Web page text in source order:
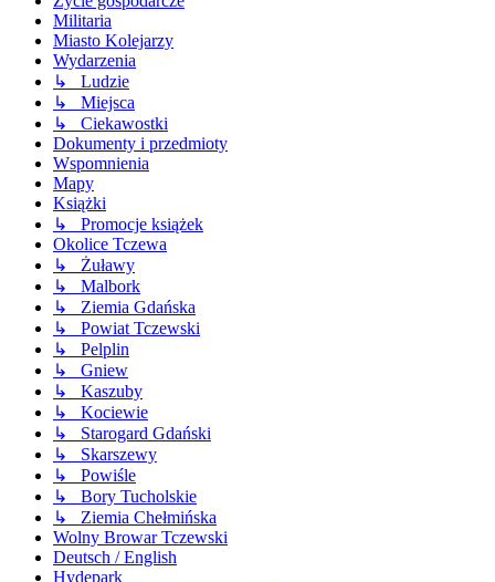
Militaria
Miasto Kolejarzy
Wydarzenia
↳ Ludzie
↳ Miejsca
↳ Ciekawostki
Dokumenty i przedmioty
Wspomnienia
Mapy
Książki
↳ Promocje książek
Okolice Tczewa
↳ Żuławy
↳ Malbork
↳ Ziemia Gdańska
↳ Powiat Tczewski
↳ Pelplin
↳ Gniew
↳ Kaszuby
↳ Kociewie
↳ Starogard Gdański
↳ Skarszewy
↳ Powiśle
↳ Bory Tucholskie
↳ Ziemia Chełmińska
Wolny Browar Tczewski
Deutsch / English
Hydepark